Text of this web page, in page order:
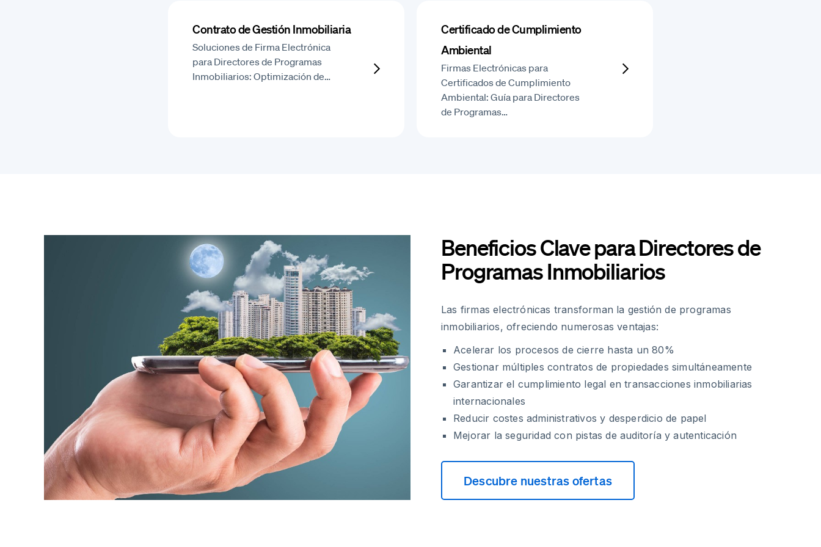
Contrato de Gestión Inmobiliaria
Soluciones de Firma Electrónica
para Directores de Programas
Inmobiliarios: Optimización de…
Certificado de Cumplimiento
Ambiental
Firmas Electrónicas para
Certificados de Cumplimiento
Ambiental: Guía para Directores
de Programas…
Beneficios Clave para Directores de
Programas Inmobiliarios
Las firmas electrónicas transforman la gestión de programas
inmobiliarios, ofreciendo numerosas ventajas:
Acelerar los procesos de cierre hasta un 80%
Gestionar múltiples contratos de propiedades simultáneamente
Garantizar el cumplimiento legal en transacciones inmobiliarias
internacionales
Reducir costes administrativos y desperdicio de papel
Mejorar la seguridad con pistas de auditoría y autenticación
Descubre nuestras ofertas